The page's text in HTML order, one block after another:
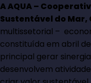
A AQUA –
Sustentável do Mar,
multissetorial –
constituída em abril
principal gerar
desenvolvem